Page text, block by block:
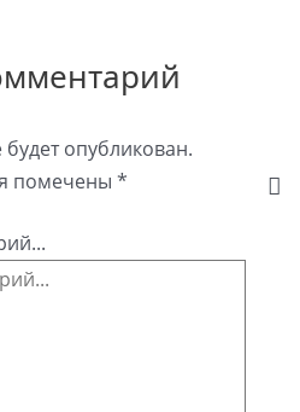
опубликован.
помечены *